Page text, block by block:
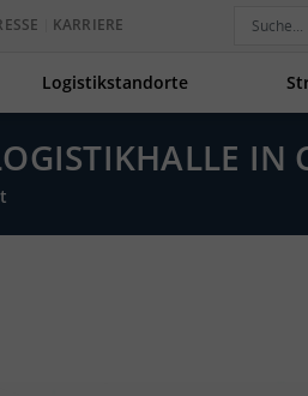
KARRIERE
Logistikstandorte